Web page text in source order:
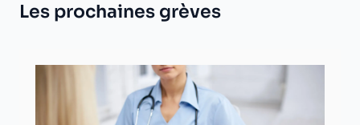
Les prochaines grèves